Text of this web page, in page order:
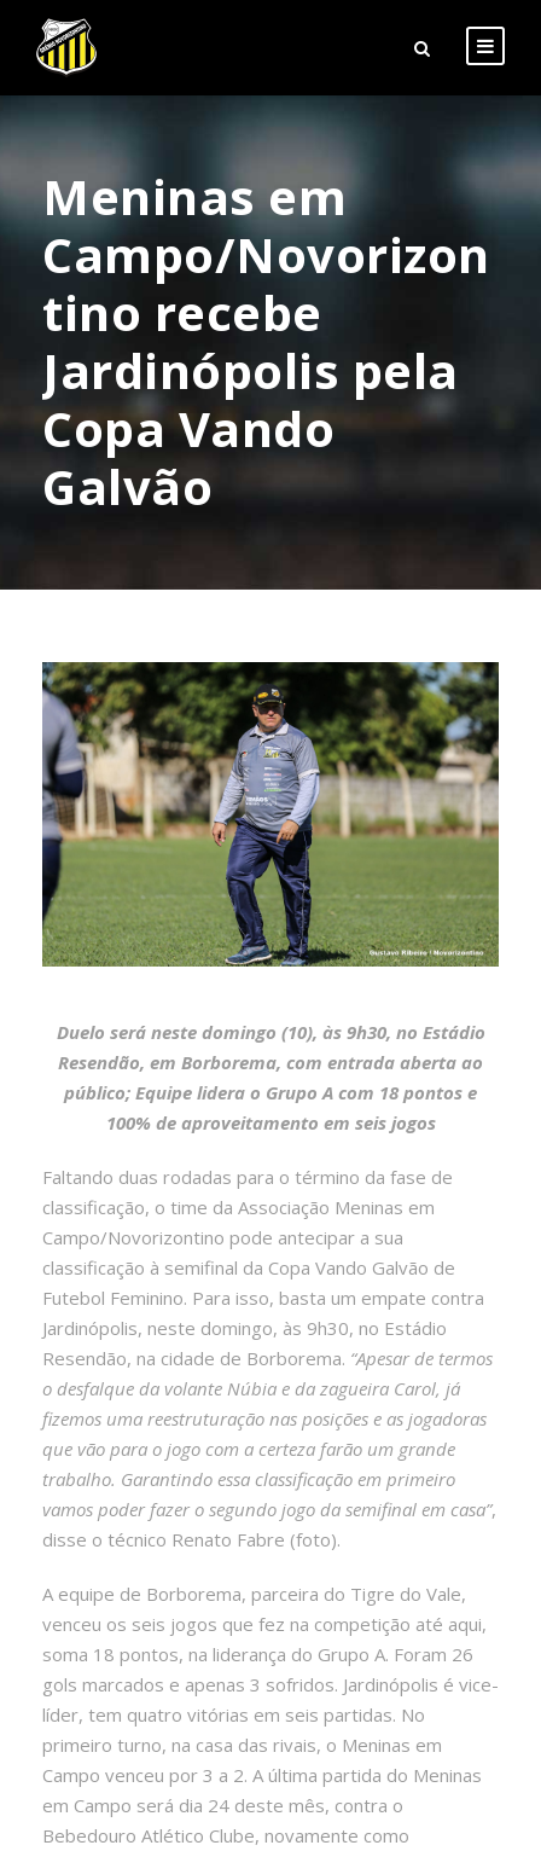
Meninas em
Campo/Novorizon
tino recebe
Jardinópolis pela
Copa Vando
Galvão
Duelo será neste domingo (10), às 9h30, no Estádio
Resendão, em Borborema, com entrada aberta ao
público; Equipe lidera o Grupo A com 18 pontos e
100% de aproveitamento em seis jogos
Faltando duas rodadas para o término da fase de
classificação, o time da Associação Meninas em
Campo/Novorizontino pode antecipar a sua
classificação à semifinal da Copa Vando Galvão de
Futebol Feminino. Para isso, basta um empate contra
Jardinópolis, neste domingo, às 9h30, no Estádio
Resendão, na cidade de Borborema. “Apesar de termos
o desfalque da volante Núbia e da zagueira Carol, já
fizemos uma reestruturação nas posições e as jogadoras
que vão para o jogo com a certeza farão um grande
trabalho. Garantindo essa classificação em primeiro
vamos poder fazer o segundo jogo da semifinal em casa”,
disse o técnico Renato Fabre (foto).
A equipe de Borborema, parceira do Tigre do Vale,
venceu os seis jogos que fez na competição até aqui,
soma 18 pontos, na liderança do Grupo A. Foram 26
gols marcados e apenas 3 sofridos. Jardinópolis é vice-
líder, tem quatro vitórias em seis partidas. No
primeiro turno, na casa das rivais, o Meninas em
Campo venceu por 3 a 2. A última partida do Meninas
em Campo será dia 24 deste mês, contra o
Bebedouro Atlético Clube, novamente como